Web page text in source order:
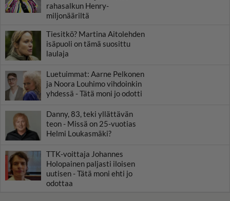
rahasalkun Henry-
miljonääriltä
Tiesitkö? Martina Aitolehden
isäpuoli on tämä suosittu
laulaja
Luetuimmat: Aarne Pelkonen
ja Noora Louhimo vihdoinkin
yhdessä - Tätä moni jo odotti
Danny, 83, teki yllättävän
teon - Missä on 25-vuotias
Helmi Loukasmäki?
TTK-voittaja Johannes
Holopainen paljasti iloisen
uutisen - Tätä moni ehti jo
odottaa